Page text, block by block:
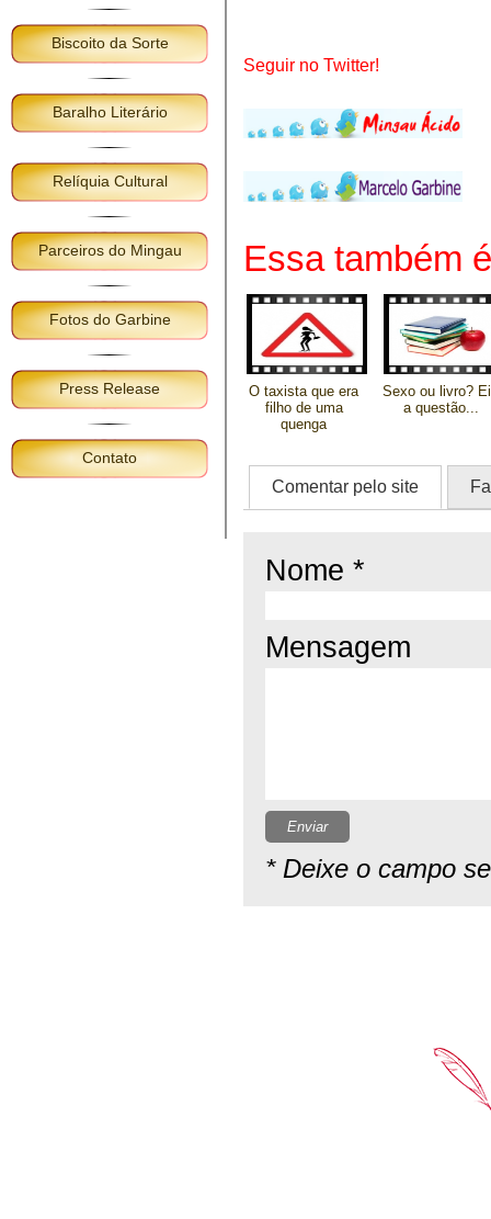
Biscoito da Sorte
Baralho Literário
Relíquia Cultural
Parceiros do Mingau
Fotos do Garbine
Press Release
Contato
Seguir no Twitter!
Essa também
O taxista que era
filho de uma
quenga
Sexo ou livro?
a questão...
Comentar pelo site
Nome *
Mensagem
Enviar
* Deixe o campo